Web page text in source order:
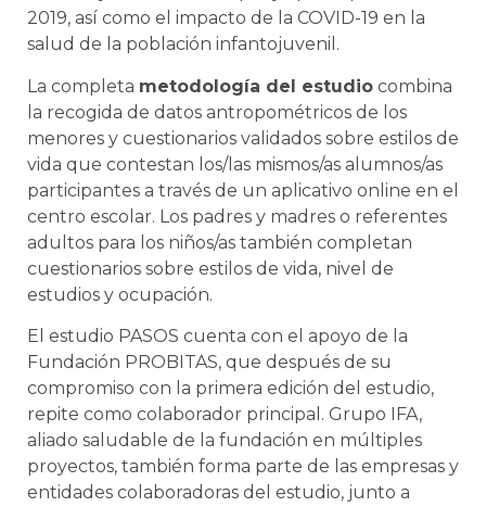
2019, así como el impacto de la COVID-19 en la
salud de la población infantojuvenil.
La completa metodología del estudio combina
la recogida de datos antropométricos de los
menores y cuestionarios validados sobre estilos de
vida que contestan los/las mismos/as alumnos/as
participantes a través de un aplicativo online en el
centro escolar. Los padres y madres o referentes
adultos para los niños/as también completan
cuestionarios sobre estilos de vida, nivel de
estudios y ocupación.
El estudio PASOS cuenta con el apoyo de la
Fundación PROBITAS, que después de su
compromiso con la primera edición del estudio,
repite como colaborador principal. Grupo IFA,
aliado saludable de la fundación en múltiples
proyectos, también forma parte de las empresas y
entidades colaboradoras del estudio, junto a